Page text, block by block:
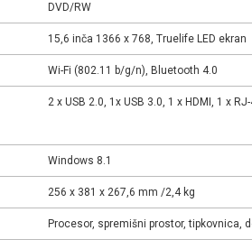
DVD/RW
15,6 inča 1366 x 768, Truelife LED ekran
Wi-Fi (802.11 b/g/n), Bluetooth 4.0
2 x USB 2.0, 1x USB 3.0, 1 x HDMI, 1 x
Windows 8.1
256 x 381 x 267,6 mm /2,4 kg
Procesor, spremišni prostor, tipkovnica,